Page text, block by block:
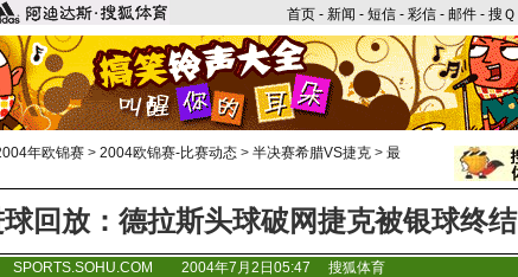
首页 - 新闻 - 短信 - 彩信 - 邮件 - 搜Ｑ
年欧锦赛> 2004欧锦赛-比赛动态> 半决赛希腊VS捷克> 最
回放：德拉斯头球破网捷克被银球终结
SPORTS.SOHU.COM 2004年7月2日05:47 搜狐体育